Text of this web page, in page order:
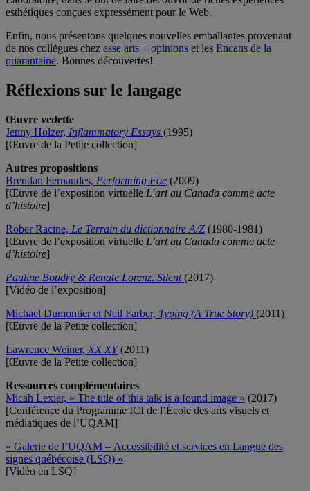
esthétiques conçues expressément pour le Web.
Enfin, nous présentons quelques nouvelles emballantes provenant
de nos collègues chez esse arts + opinions et les Encans de la
quarantaine. Bonnes découvertes!
Réflexions sur le langage
Œuvre vedette
Jenny Holzer, Inflammatory Essays (1995)
[Œuvre de la Petite collection]
Autres propositions
Brendan Fernandes, Performing Foe (2009)
[Œuvre de l’exposition virtuelle L’art au Canada comme acte
d’histoire]
Rober Racine, Le Terrain du dictionnaire A/Z (1980-1981)
[Œuvre de l’exposition virtuelle L’art au Canada comme acte
d’histoire]
Pauline Boudry & Renate Lorenz. Silent(2017)
[Vidéo de l’exposition]
Michael Dumontier et Neil Farber, Typing (A True Story) (2011)
[Œuvre de la Petite collection]
Lawrence Weiner, XX XY(2011)
[Œuvre de la Petite collection]
Ressources complémentaires
Micah Lexier, « The title of this talk is a found image » (2017)
[Conférence du Programme ICI de l’École des arts visuels et
médiatiques de l’UQAM]
« Galerie de l’UQAM – Accessibilité et services en Langue des
signes québécoise (LSQ) »
[Vidéo en LSQ]